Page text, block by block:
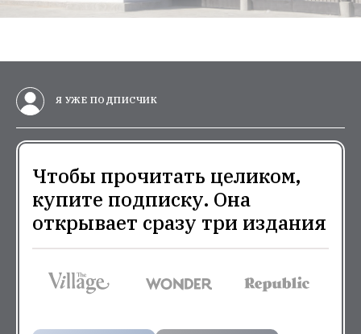
Я УЖЕ ПОДПИСЧИК
Чтобы прочитать целиком,
купите подписку. Она
открывает сразу три издания